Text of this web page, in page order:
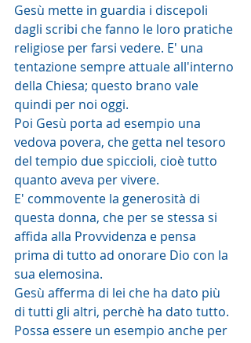
Gesù mette in guardia i discepoli
dagli scribi che fanno le loro pratiche
religiose per farsi vedere. E' una
tentazione sempre attuale all'interno
della Chiesa; questo brano vale
quindi per noi oggi.
Poi Gesù porta ad esempio una
vedova povera, che getta nel tesoro
del tempio due spiccioli, cioè tutto
quanto aveva per vivere.
E' commovente la generosità di
questa donna, che per se stessa si
affida alla Provvidenza e pensa
prima di tutto ad onorare Dio con la
sua elemosina.
Gesù afferma di lei che ha dato più
di tutti gli altri, perchè ha dato tutto.
Possa essere un esempio anche per